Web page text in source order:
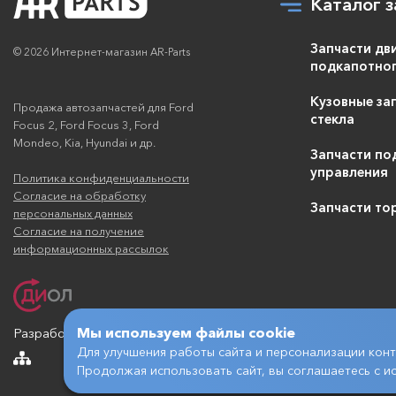
Фокус-2,3 278 мм
Zimmerman
Zimmermann
250.1352.52
Диск тормозной
Sangsin
SD5302
© 2026 Интернет-магазин AR-Parts
Продажа автозапчастей для Ford
Focus 2, Ford Focus 3, Ford
Mondeo, Kia, Hyundai и др.
Политика конфиденциальности
Согласие на обработку
персональных данных
Согласие на получение
информационных рассылок
Разработка и продвижение
Запчасти
Кузовные
стекла
Запчасти
управления
Запчасти
Мы используем файлы cookie
Для улучшения работы сайта и персонализации
Продолжая использовать сайт, вы соглашаетесь с